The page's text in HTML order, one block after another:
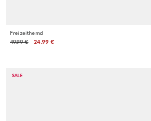
Freizeithemd
49.99 €
24.99 €
SALE